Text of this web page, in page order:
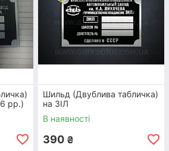
на ЗІЛ-4314
1989 рр.)
рр.)
Шильд (Двублива табличка)
на ЗІЛ
В наявності
390 ₴